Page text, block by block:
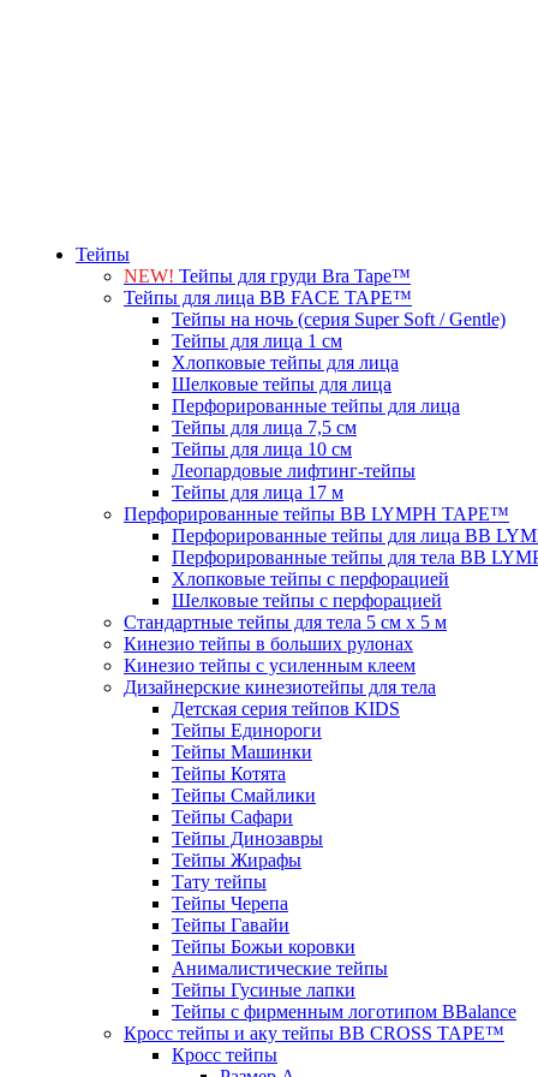
Тейпы
NEW! Тейпы для груди Bra Tape™
Тейпы для лица BB FACE TAPE™
Тейпы на ночь (серия Super Soft / Gentle)
Тейпы для лица 1 см
Хлопковые тейпы для лица
Шелковые тейпы для лица
Перфорированные тейпы для лица
Тейпы для лица 7,5 см
Тейпы для лица 10 см
Леопардовые лифтинг-тейпы
Тейпы для лица 17 м
Перфорированные тейпы BB LYMPH TAPE™
Перфорированные тейпы для лица BB
Перфорированные тейпы для тела BB
Хлопковые тейпы с перфорацией
Шелковые тейпы с перфорацией
Стандартные тейпы для тела 5 см x 5 м
Кинезио тейпы в больших рулонах
Кинезио тейпы с усиленным клеем
Дизайнерские кинезиотейпы для тела
Детская серия тейпов KIDS
Тейпы Единороги
Тейпы Машинки
Тейпы Котята
Тейпы Смайлики
Тейпы Сафари
Тейпы Динозавры
Тейпы Жирафы
Тату тейпы
Тейпы Черепа
Тейпы Гавайи
Тейпы Божьи коровки
Анималистические тейпы
Тейпы Гусиные лапки
Тейпы с фирменным логотипом BBalance
Кросс тейпы и аку тейпы BB CROSS TAPE™
Кросс тейпы